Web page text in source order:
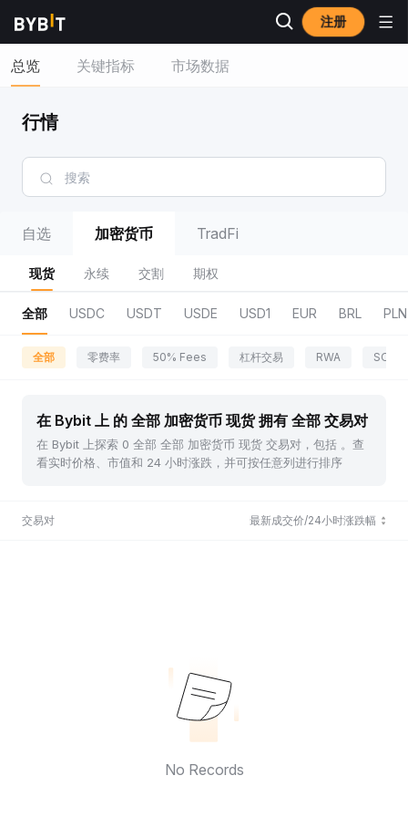
注册
总览 关键指标 市场数据
行情
自选 加密货币 TradFi
现货 永续 交割 期权
全部 USDC USDT USDE USD1 EUR BRL PLN
全部 零费率 50% Fees 杠杆交易 RWA SOL
在 Bybit 上 的 全部 加密货币 现货 拥有 全部 交易对
在 Bybit 上探索 0 全部 全部 加密货币 现货 交易对，包括 。查
看实时价格、市值和 24 小时涨跌，并可按任意列进行排序
交易对 最新成交价/24小时涨跌幅
No Records